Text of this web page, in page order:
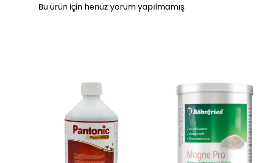
Bu ürün için henüz yorum yapılmamış.